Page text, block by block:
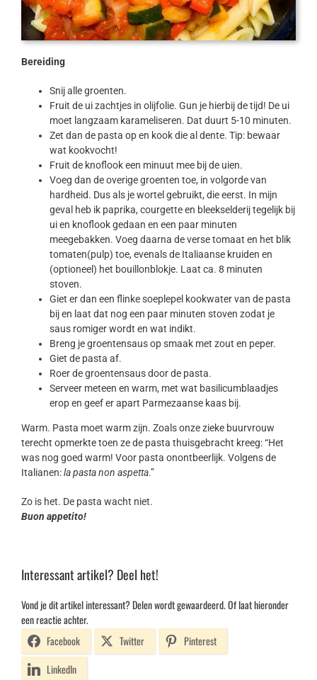
Bereiding
Snij alle groenten.
Fruit de ui zachtjes in olijfolie. Gun je hierbij de tijd! De ui
moet langzaam karameliseren. Dat duurt 5-10 minuten.
Zet dan de pasta op en kook die al dente. Tip: bewaar
wat kookvocht!
Fruit de knoflook een minuut mee bij de uien.
Voeg dan de overige groenten toe, in volgorde van
hardheid. Dus als je wortel gebruikt, die eerst. In mijn
geval heb ik paprika, courgette en bleekselderij tegelijk bij
ui en knoflook gedaan en een paar minuten
meegebakken. Voeg daarna de verse tomaat en het blik
tomaten(pulp) toe, evenals de Italiaanse kruiden en
(optioneel) het bouillonblokje. Laat ca. 8 minuten
stoven.
Giet er dan een flinke soeplepel kookwater van de pasta
bij en laat dat nog een paar minuten stoven zodat je
saus romiger wordt en wat indikt.
Breng je groentensaus op smaak met zout en peper.
Giet de pasta af.
Roer de groentensaus door de pasta.
Serveer meteen en warm, met wat basilicumblaadjes
erop en geef er apart Parmezaanse kaas bij.
Warm. Pasta moet warm zijn. Zoals onze zieke buurvrouw
terecht opmerkte toen ze de pasta thuisgebracht kreeg: “Het
was nog goed warm! Voor pasta onontbeerlijk. Volgens de
Italianen:la pasta non aspetta.”
Zo is het. De pasta wacht niet.
Buon appetito!
Interessant artikel? Deel het!
Vond je dit artikel interessant? Delen wordt gewaardeerd. Of laat hieronder
een reactie achter.
Facebook
Twitter
Pinterest
LinkedIn